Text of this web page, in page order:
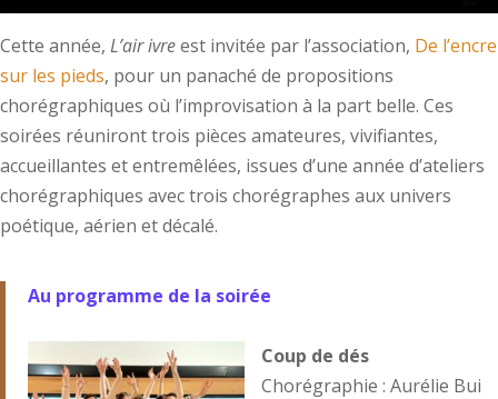
Cette année, L’air ivreest invitée par l’association, De l’encre
sur les pieds, pour un panaché de propositions
chorégraphiques où l’improvisation à la part belle. Ces
soirées réuniront trois pièces amateures, vivifiantes,
accueillantes et entremêlées, issues d’une année d’ateliers
chorégraphiques avec trois chorégraphes aux univers
poétique, aérien et décalé.
Au programme de la soirée
Coup de dés
Chorégraphie : Aurélie Bui